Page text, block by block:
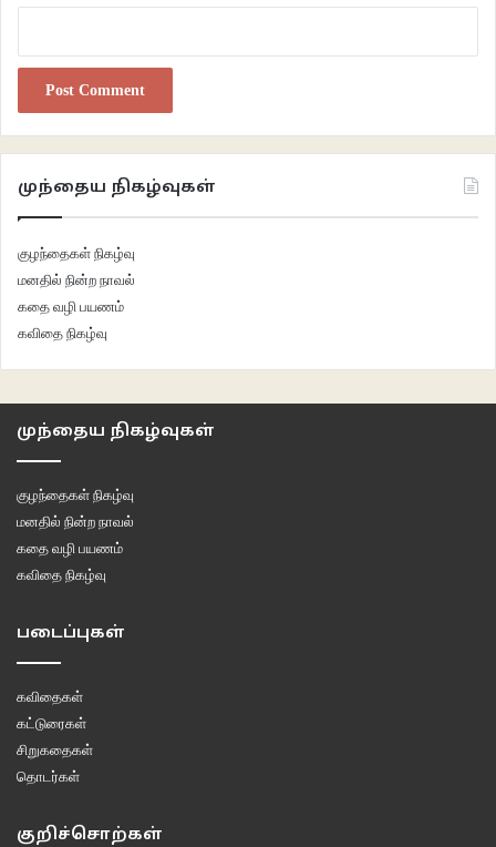
முந்தைய நிகழ்வுகள்
குழந்தைகள் நிகழ்வு
மனதில் நின்ற நாவல்
கதை வழி பயணம்
கவிதை நிகழ்வு
முந்தைய நிகழ்வுகள்
குழந்தைகள் நிகழ்வு
மனதில் நின்ற நாவல்
கதை வழி பயணம்
கவிதை நிகழ்வு
படைப்புகள்
கவிதைகள்
கட்டுரைகள்
சிறுகதைகள்
தொடர்கள்
குறிச்சொற்கள்